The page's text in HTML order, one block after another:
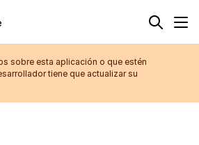
sobre esta aplicación o que estén
tiene que actualizar su